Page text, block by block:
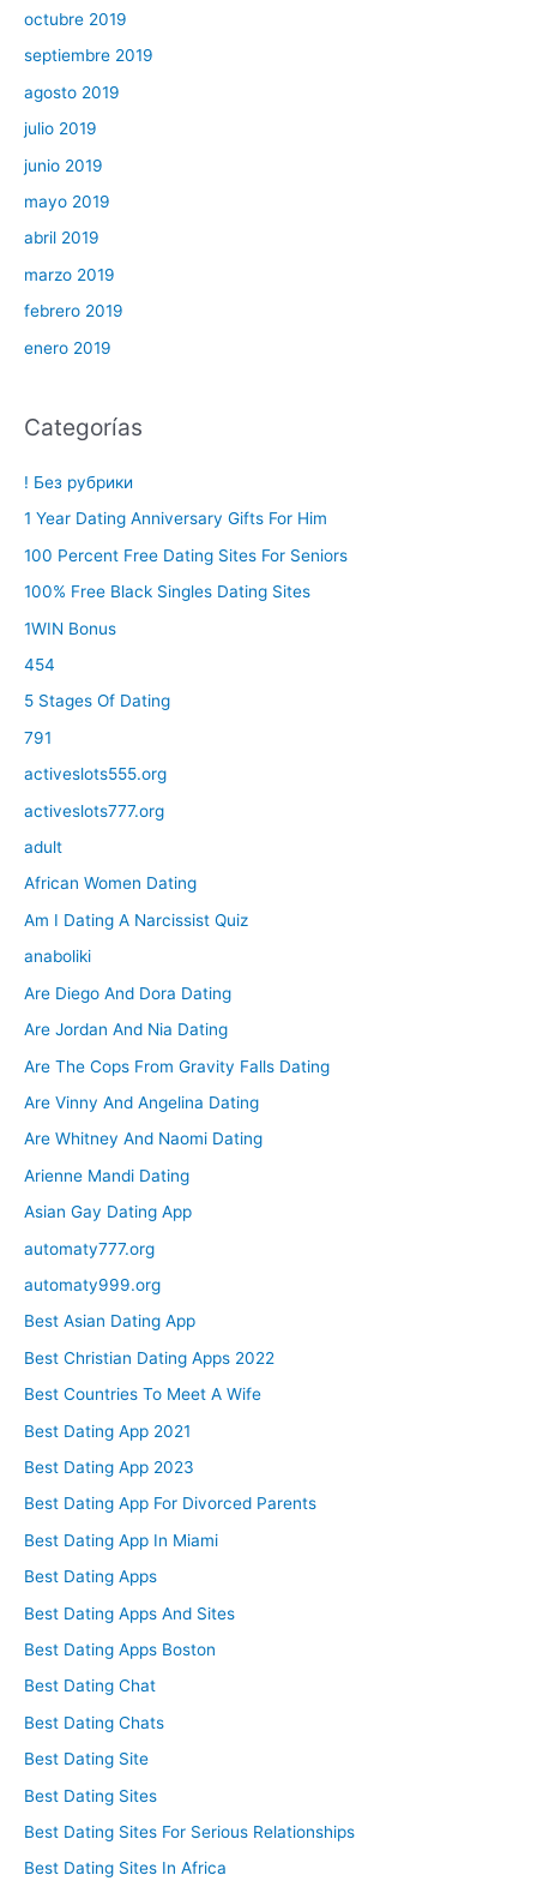
octubre 2019
septiembre 2019
agosto 2019
julio 2019
junio 2019
mayo 2019
abril 2019
marzo 2019
febrero 2019
enero 2019
Categorías
! Без рубрики
1 Year Dating Anniversary Gifts For Him
100 Percent Free Dating Sites For Seniors
100% Free Black Singles Dating Sites
1WIN Bonus
454
5 Stages Of Dating
791
activeslots555.org
activeslots777.org
adult
African Women Dating
Am I Dating A Narcissist Quiz
anaboliki
Are Diego And Dora Dating
Are Jordan And Nia Dating
Are The Cops From Gravity Falls Dating
Are Vinny And Angelina Dating
Are Whitney And Naomi Dating
Arienne Mandi Dating
Asian Gay Dating App
automaty777.org
automaty999.org
Best Asian Dating App
Best Christian Dating Apps 2022
Best Countries To Meet A Wife
Best Dating App 2021
Best Dating App 2023
Best Dating App For Divorced Parents
Best Dating App In Miami
Best Dating Apps
Best Dating Apps And Sites
Best Dating Apps Boston
Best Dating Chat
Best Dating Chats
Best Dating Site
Best Dating Sites
Best Dating Sites For Serious Relationships
Best Dating Sites In Africa